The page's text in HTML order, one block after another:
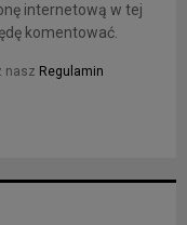
internetową w tej
komentować.
nasz Regulamin